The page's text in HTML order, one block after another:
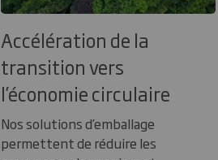
Accélération de la
transition vers
l’économie circulaire
Nos solutions d’emballage
permettent de réduire les